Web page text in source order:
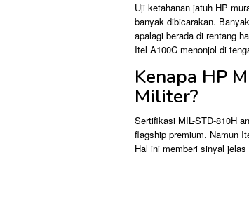
Uji ketahanan jatuh HP
banyak dibicarakan.
apalagi berada di rentang
Itel A100C menonjol di
Kenapa HP
Militer?
Sertifikasi MIL-STD-810H
flagship premium. Namun
Hal ini memberi sinyal